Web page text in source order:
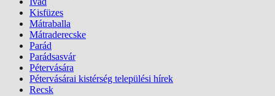
Kisfüzes
Mátraballa
Mátraderecske
Parád
Parádsasvár
Pétervására
Pétervásárai kistérség települési hírek
Recsk